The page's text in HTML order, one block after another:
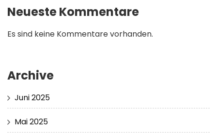
Neueste Kommentare
Es sind keine Kommentare vorhanden.
Archive
Juni 2025
Mai 2025